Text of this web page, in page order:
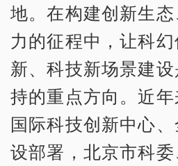
地。在构建创新生
力的征程中，让科
新、科技新场景建
持的重点方向。近
国际科技创新中心
设部署，北京市科